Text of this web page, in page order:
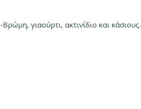
-Βρώμη, γιαούρτι, ακτινίδιο και κάσιους.